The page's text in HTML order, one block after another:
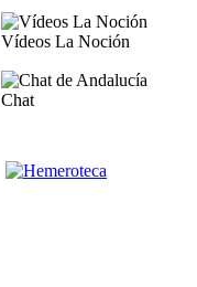
Vídeos La Noción
Chat